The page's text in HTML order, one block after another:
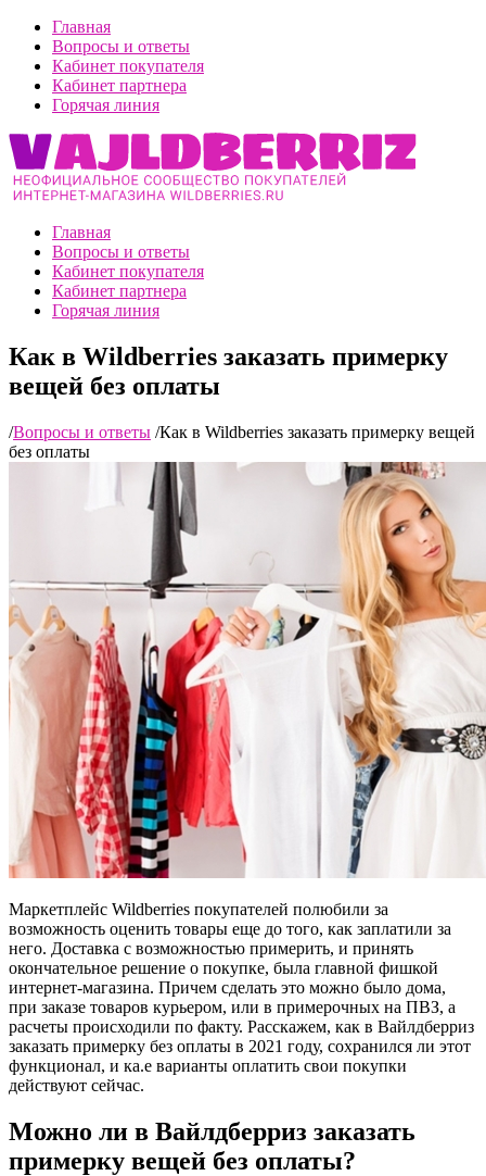
Главная
Вопросы и ответы
Кабинет покупателя
Кабинет партнера
Горячая линия
Главная
Вопросы и ответы
Кабинет покупателя
Кабинет партнера
Горячая линия
Как в Wildberries заказать примерку
вещей без оплаты
/Вопросы и ответы /Как в Wildberries заказать примерку вещей
без оплаты
Маркетплейс Wildberries покупателей полюбили за
возможность оценить товары еще до того, как заплатили за
него. Доставка с возможностью примерить, и принять
окончательное решение о покупке, была главной фишкой
интернет-магазина. Причем сделать это можно было дома,
при заказе товаров курьером, или в примерочных на ПВЗ, а
расчеты происходили по факту. Расскажем, как в Вайлдберриз
заказать примерку без оплаты в 2021 году, сохранился ли этот
функционал, и ка.е варианты оплатить свои покупки
действуют сейчас.
Можно ли в Вайлдберриз заказать
примерку вещей без оплаты?